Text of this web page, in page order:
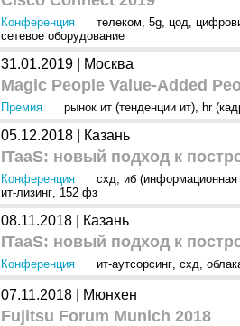
Конференция телеком, 5g, цод,
сетевое оборудование
31.01.2019 | Москва
Magic People Value-Added
Премия рынок ит (тенденции ит), hr
05.12.2018 | Казань
ITaaS: новый подход к
Конференция схд, иб (информационная
ит-лизинг, 152 фз
08.11.2018 | Казань
ITaaS: новый подход к
Конференция ит-аутсорсинг, схд,
07.11.2018 | Мюнхен
Fujitsu Forum Munich 2018